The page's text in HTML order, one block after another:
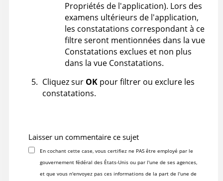
Propriétés de l'application). Lors des
examens ultérieurs de l'application,
les constatations correspondant à ce
filtre seront mentionnées dans la vue
Constatations exclues et non plus
dans la vue Constatations.
Cliquez sur OK pour filtrer ou exclure les
constatations.
Laisser un commentaire ce sujet
En cochant cette case, vous certifiez ne PAS être employé par le
gouvernement fédéral des États-Unis ou par l'une de ses agences,
et que vous n'envoyez pas ces informations de la part de l'une de